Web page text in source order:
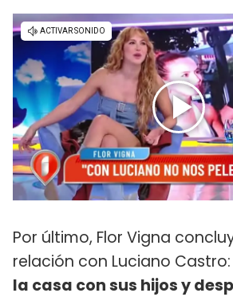
Por último, Flor Vigna
relación con Luciano Castro:
la casa con sus hijos y